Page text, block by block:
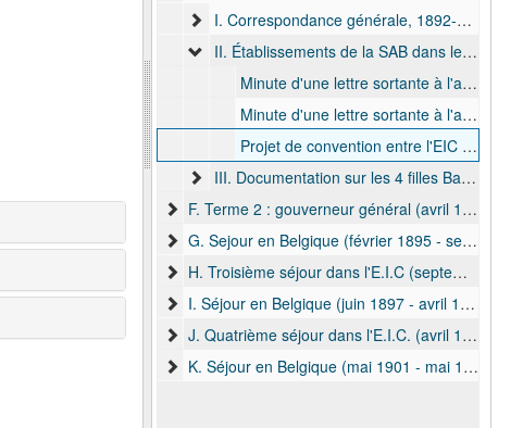
I. Correspondance générale, 1892-1893
II. Établissements de la SAB dans le Haut-Congo, 1892
Minute d'une lettre sortante à l'administrateur délégué, Albert Thys, 1892
Minute d'une lettre sortante à l'administrateur délégué, Albert Thys, 1892
Projet de convention entre l'EIC et la SAB, 1892
III. Documentation sur les 4 filles Basoko à destination de Gyseghem, 1892
F. Terme 2 : gouverneur général (avril 1893 - février 1895)
G. Sejour en Belgique (février 1895 - septembre 1895)
H. Troisième séjour dans l'E.I.C (septembre 1895 - mai 1897)
I. Séjour en Belgique (juin 1897 - avril 1900)
J. Quatrième séjour dans l'E.I.C. (avril 1900 - mai 1901)
K. Séjour en Belgique (mai 1901 - mai 1905)